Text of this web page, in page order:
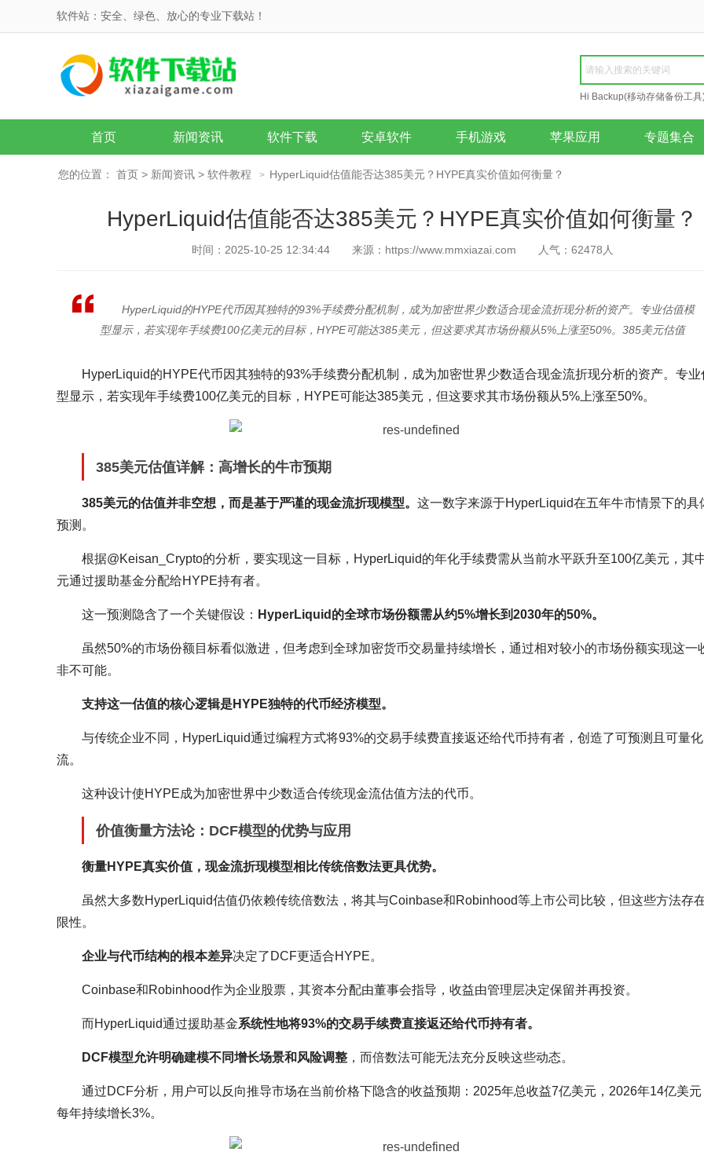
软件站：安全、绿色、放心的专业下载站！
Hi Backup(移动存储备份工具
Repair
首页 新闻资讯 软件下载 安卓软件 手机游戏 苹果应用 专题集合
您的位置： 首页 > 新闻资讯 > 软件教程 > HyperLiquid估值能否达385美元？HYPE真实价值如何衡量？
HyperLiquid估值能否达385美元？HYPE真实价值如何衡量？
时间：2025-10-25 12:34:44 来源：https://www.mmxiazai.com 人气： 62478 人
HyperLiquid的HYPE代币因其独特的93%手续费分配机制，成为加密世界少数适合现金流折现分析的资产。专业估值模
型显示，若实现年手续费100亿美元的目标，HYPE可能达385美元，但这要求其市场份额从5%上涨至50%。385美元估值
HyperLiquid的HYPE代币因其独特的93%手续费分配机制，成为加密世界少数适合现金流折现分析的资产。专业
型显示，若实现年手续费100亿美元的目标，HYPE可能达385美元，但这要求其市场份额从5%上涨至50%。
385美元估值详解：高增长的牛市预期
385美元的估值并非空想，而是基于严谨的现金流折现模型。 这一数字来源于HyperLiquid在五年牛市情景下的具
预测。
根据@Keisan_Crypto的分析，要实现这一目标，HyperLiquid的年化手续费需从当前水平跃升至100亿美元，其
元通过援助基金分配给HYPE持有者。
这一预测隐含了一个关键假设： HyperLiquid的全球市场份额需从约5%增长到2030年的50%。
虽然50%的市场份额目标看似激进，但考虑到全球加密货币交易量持续增长，通过相对较小的市场份额实现这一
非不可能。
支持这一估值的核心逻辑是HYPE独特的代币经济模型。
与传统企业不同，HyperLiquid通过编程方式将93%的交易手续费直接返还给代币持有者，创造了可预测且可量
流。
这种设计使HYPE成为加密世界中少数适合传统现金流估值方法的代币。
价值衡量方法论：DCF模型的优势与应用
衡量HYPE真实价值，现金流折现模型相比传统倍数法更具优势。
虽然大多数HyperLiquid估值仍依赖传统倍数法，将其与Coinbase和Robinhood等上市公司比较，但这些方法存
限性。
企业与代币结构的根本差异决定了DCF更适合HYPE。
Coinbase和Robinhood作为企业股票，其资本分配由董事会指导，收益由管理层决定保留并再投资。
而HyperLiquid通过援助基金系统性地将93%的交易手续费直接返还给代币持有者。
DCF模型允许明确建模不同增长场景和风险调整 ，而倍数法可能无法充分反映这些动态。
通过DCF分析，用户可以反向推导市场在当前价格下隐含的收益预期：2025年总收益7亿美元，2026年14亿美
每年持续增长3%。